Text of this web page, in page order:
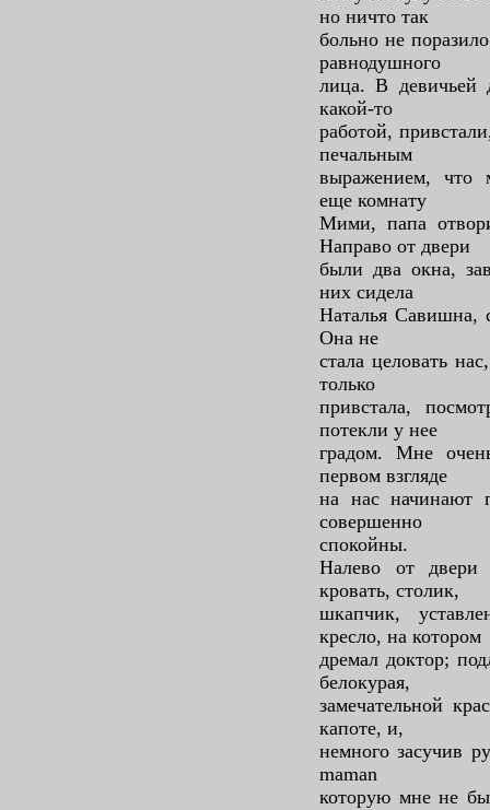
но ничто так
больно не
равнодушного
лица. В девичьей
какой-то
работой,
печальным
выражением, что
еще комнату
Мими, папа
Направо от двери
были два окна,
них сидела
Наталья Савишна,
Она не
стала целовать
только
привстала,
потекли у нее
градом. Мне
первом взгляде
на нас начинают
совершенно
спокойны.
Налево от
кровать, столик,
шкапчик,
кресло, на котором
дремал доктор;
белокурая,
замечательной
капоте, и,
немного засучив
maman
которую мне не